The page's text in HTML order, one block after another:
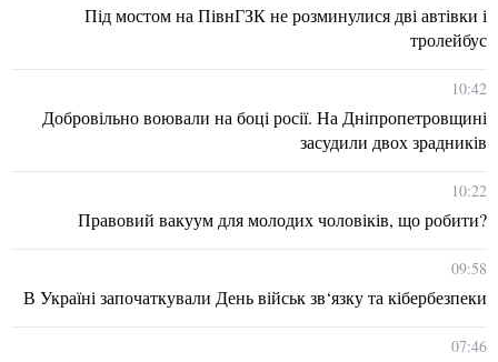
Під мостом на ПівнГЗК не розминулися дві автівки і
тролейбус
10:42
Добровільно воювали на боці росії. На Дніпропетровщині
засудили двох зрадників
10:22
Правовий вакуум для молодих чоловіків, що робити?
09:58
В Україні започаткували День військ зв‘язку та кібербезпеки
07:46